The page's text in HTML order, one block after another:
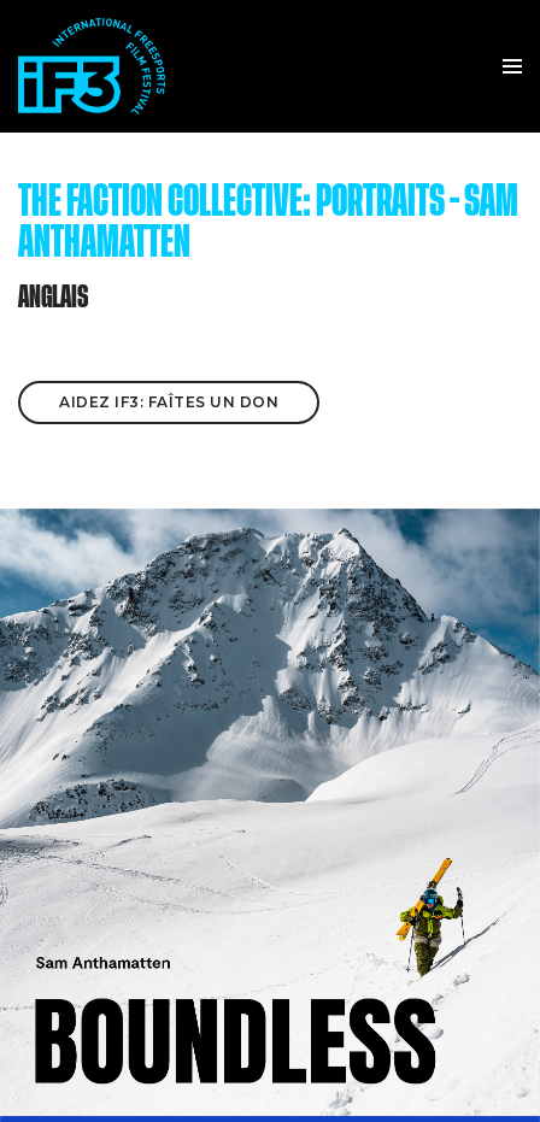
THE FACTION COLLECTIVE: PORTRAITS - SAM
ANTHAMATTEN
ANGLAIS
AIDEZ IF3: FAÎTES UN DON